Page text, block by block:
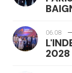
06.08
2028